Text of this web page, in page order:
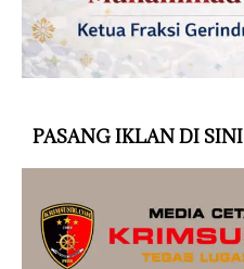
PASANG IKLAN DI SINI